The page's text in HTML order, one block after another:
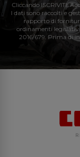
Cliccando ISCRIVITI:
I dati sono raccolti e
rapporto di
ordinamenti
2016/679. Prima di